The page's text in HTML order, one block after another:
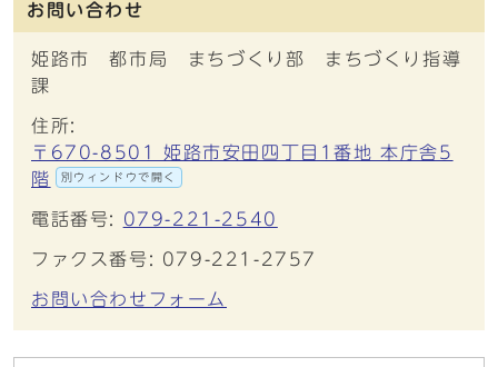
お問い合わせ
姫路市 都市局 まちづくり部 まちづくり指導
課
住所:
〒670-8501 姫路市安田四丁目1番地 本庁舎5
階
別ウィンドウで開く
電話番号: 079-221-2540
ファクス番号: 079-221-2757
お問い合わせフォーム